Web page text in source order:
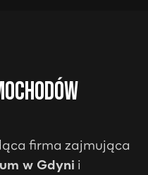
firma zajmująca
w Gdyni i